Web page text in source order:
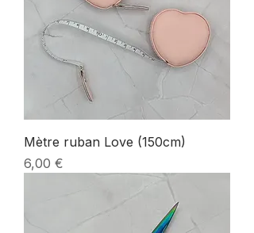
Mètre ruban Love (150cm)
Prix
6,00 €